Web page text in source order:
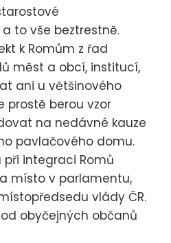
to vše beztrestně.
k Romům z řad
měst a obcí, institucí,
ani u většinového
prostě berou vzor
na nedávné kauze
pavlačového domu.
integraci Romů
místo v parlamentu,
vlády ČR.
obyčejných občanů